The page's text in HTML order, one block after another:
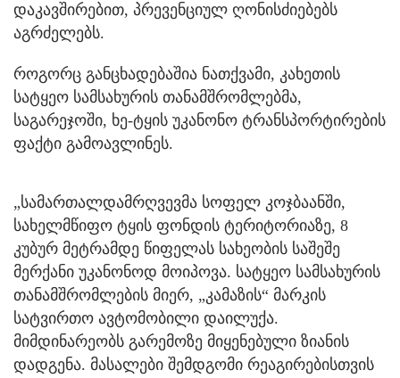
დაკავშირებით, პრევენციულ ღონისძიებებს
აგრძელებს.
როგორც განცხადებაშია ნათქვამი, კახეთის
სატყეო სამსახურის თანამშრომლებმა,
საგარეჯოში, ხე-ტყის უკანონო ტრანსპორტირების
ფაქტი გამოავლინეს.
„სამართალდამრღვევმა სოფელ კოჯბაანში,
სახელმწიფო ტყის ფონდის ტერიტორიაზე, 8
კუბურ მეტრამდე წიფელას სახეობის საშეშე
მერქანი უკანონოდ მოიპოვა. სატყეო სამსახურის
თანამშრომლების მიერ, „კამაზის“ მარკის
სატვირთო ავტომობილი დაილუქა.
მიმდინარეობს გარემოზე მიყენებული ზიანის
დადგენა. მასალები შემდგომი რეაგირებისთვის